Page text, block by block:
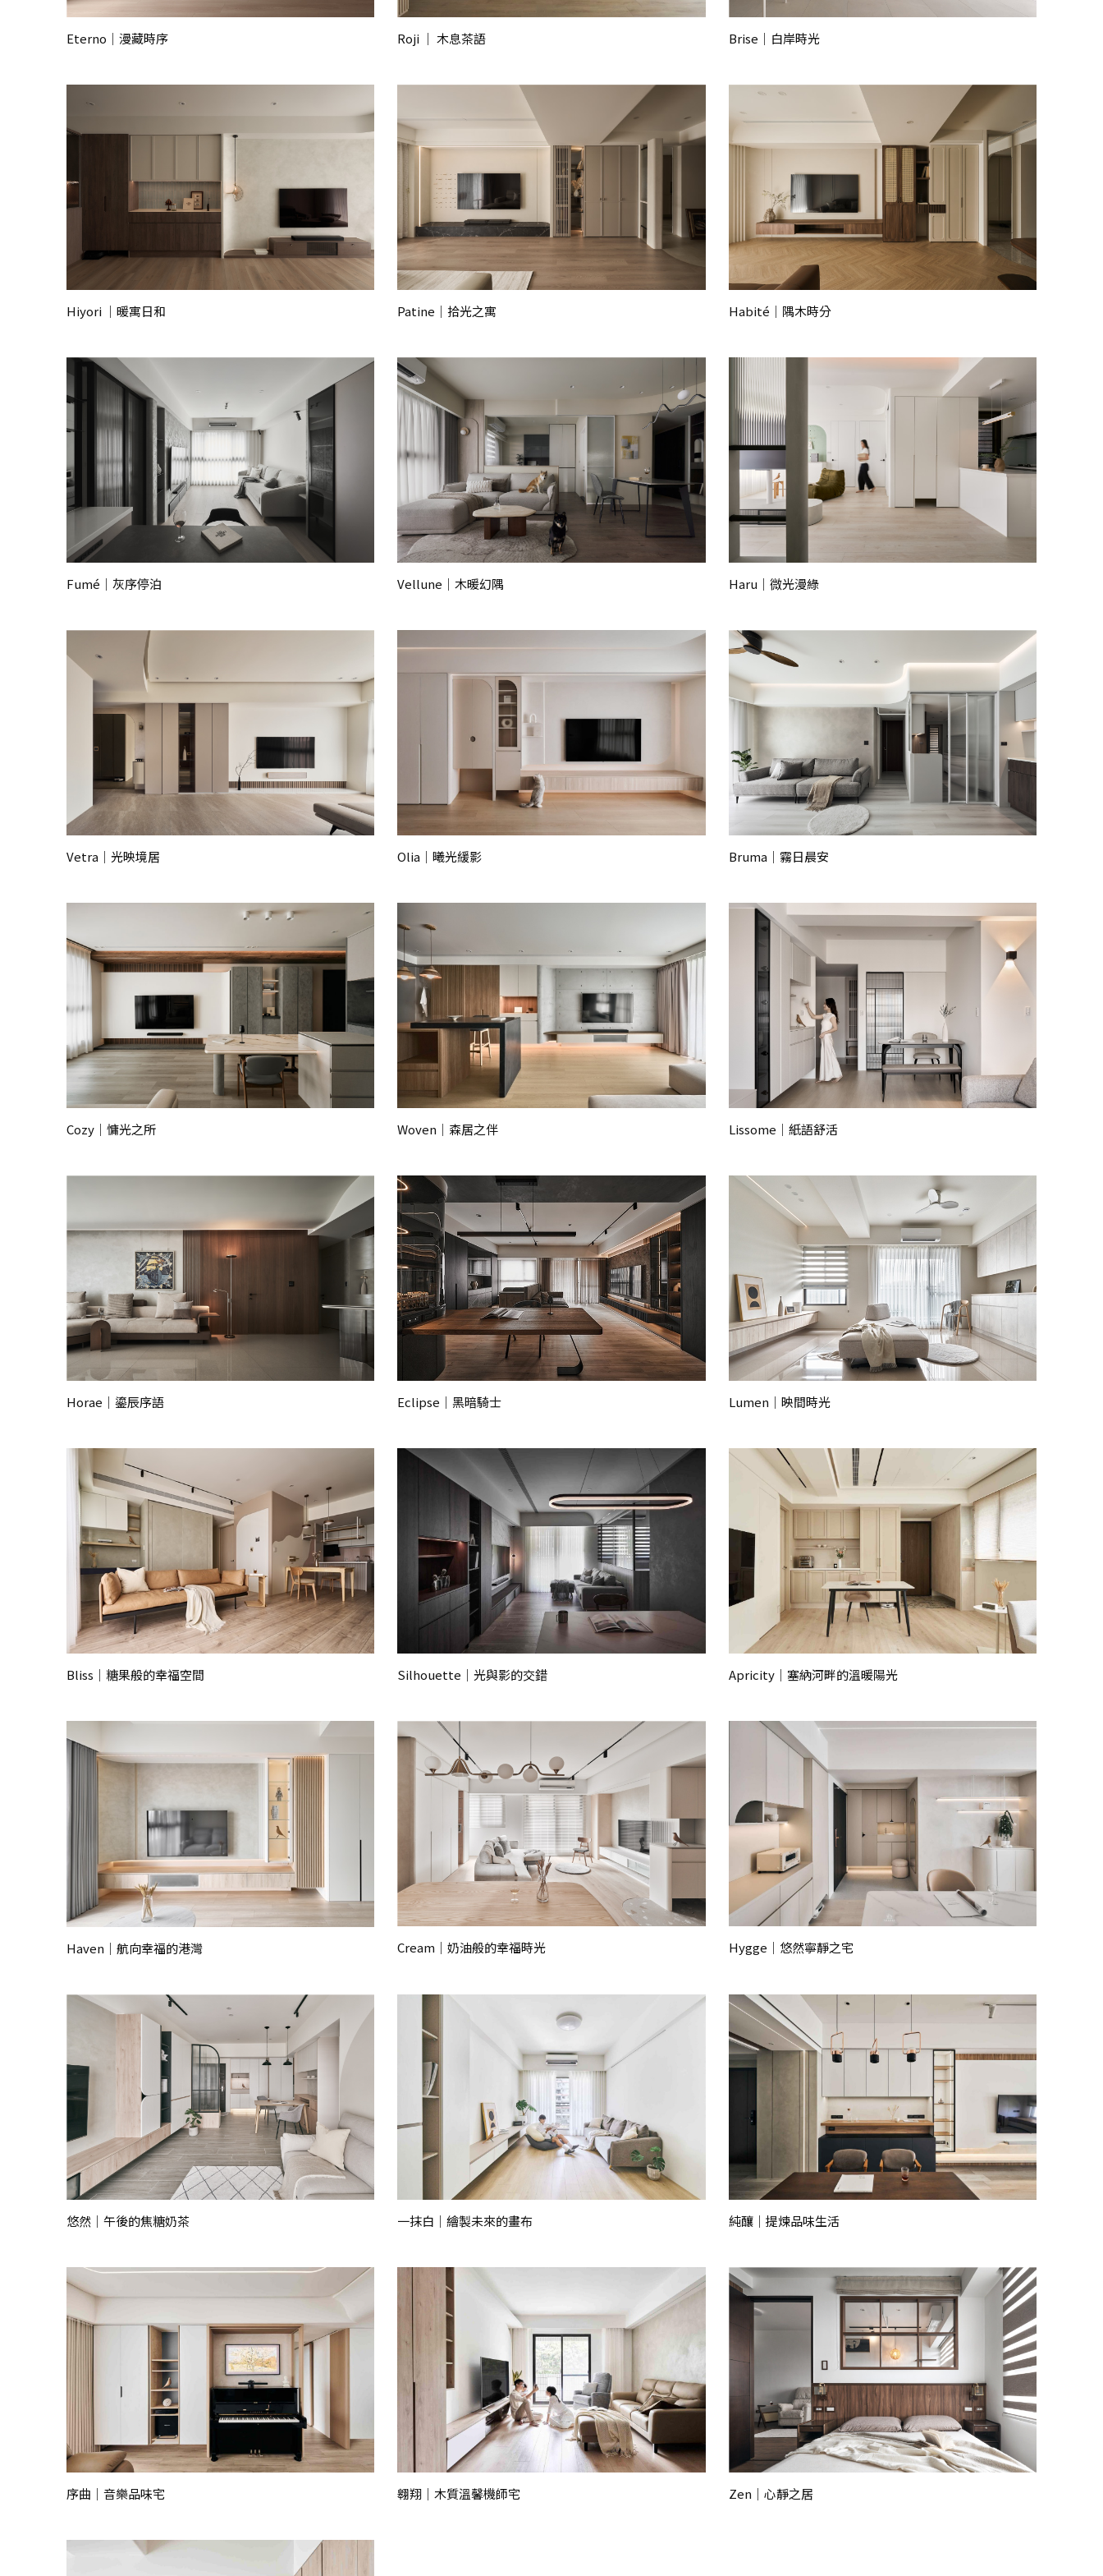
Eterno｜漫藏時序 Roji ｜ 木息茶語 Brise｜白岸時光
Hiyori ｜暖寓日和 Patine｜拾光之寓 Habité｜隅木時分
Fumé｜灰序停泊 Vellune｜木暖幻隅 Haru｜微光漫綠
Vetra｜光映境居 Olia｜曦光緩影 Bruma｜霧日晨安
Cozy｜慵光之所 Woven｜森居之伴 Lissome｜紙語舒活
Horae｜鎏辰序語 Eclipse｜黑暗騎士 Lumen｜映間時光
Bliss｜糖果般的幸福空間 Silhouette｜光與影的交錯 Apricity｜塞納河畔的溫暖陽光
Haven｜航向幸福的港灣 Cream｜奶油般的幸福時光 Hygge｜悠然寧靜之宅
悠然｜午後的焦糖奶茶 一抹白｜繪製未來的畫布 純釀｜提煉品味生活
序曲｜音樂品味宅 翱翔｜木質溫馨機師宅 Zen｜心靜之居